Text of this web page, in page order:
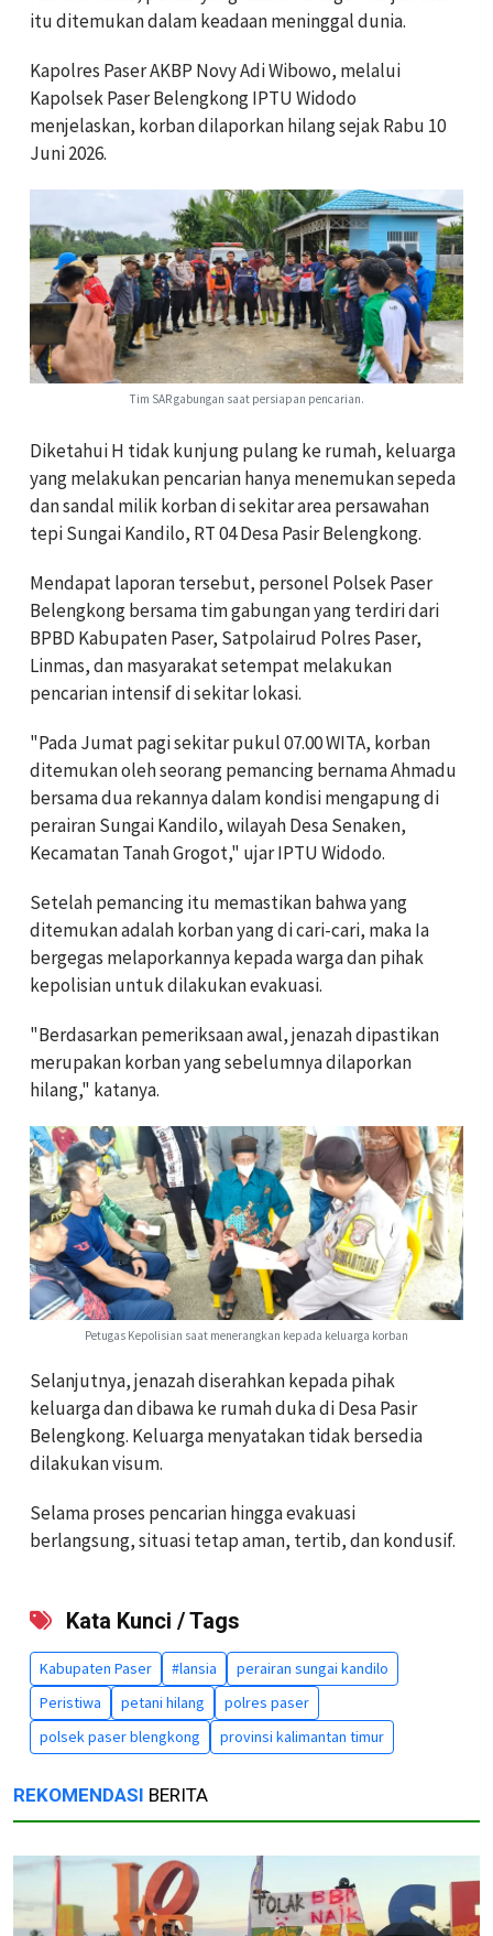
itu ditemukan dalam keadaan meninggal dunia.
Kapolres Paser AKBP Novy Adi Wibowo, melalui
Kapolsek Paser Belengkong IPTU Widodo
menjelaskan, korban dilaporkan hilang sejak Rabu 10
Juni 2026.
Tim SAR gabungan saat persiapan pencarian.
Diketahui H tidak kunjung pulang ke rumah, keluarga
yang melakukan pencarian hanya menemukan sepeda
dan sandal milik korban di sekitar area persawahan
tepi Sungai Kandilo, RT 04 Desa Pasir Belengkong.
Mendapat laporan tersebut, personel Polsek Paser
Belengkong bersama tim gabungan yang terdiri dari
BPBD Kabupaten Paser, Satpolairud Polres Paser,
Linmas, dan masyarakat setempat melakukan
pencarian intensif di sekitar lokasi.
"Pada Jumat pagi sekitar pukul 07.00 WITA, korban
ditemukan oleh seorang pemancing bernama Ahmadu
bersama dua rekannya dalam kondisi mengapung di
perairan Sungai Kandilo, wilayah Desa Senaken,
Kecamatan Tanah Grogot," ujar IPTU Widodo.
Setelah pemancing itu memastikan bahwa yang
ditemukan adalah korban yang di cari-cari, maka Ia
bergegas melaporkannya kepada warga dan pihak
kepolisian untuk dilakukan evakuasi.
"Berdasarkan pemeriksaan awal, jenazah dipastikan
merupakan korban yang sebelumnya dilaporkan
hilang," katanya.
Petugas Kepolisian saat menerangkan kepada keluarga korban
Selanjutnya, jenazah diserahkan kepada pihak
keluarga dan dibawa ke rumah duka di Desa Pasir
Belengkong. Keluarga menyatakan tidak bersedia
dilakukan visum.
Selama proses pencarian hingga evakuasi
berlangsung, situasi tetap aman, tertib, dan kondusif.
Kata Kunci / Tags
Kabupaten Paser #lansia
perairan sungai kandilo
Peristiwa
petani hilang
polres paser
polsek paser blengkong
provinsi kalimantan timur
REKOMENDASI BERITA